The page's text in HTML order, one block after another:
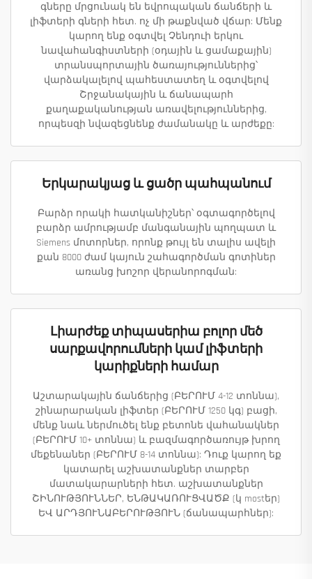
գները մրցունակ են եվրոպական ճանճերի և
լիֆտերի գների հետ. ոչ մի թաքնված վճար: Մենք
կարող ենք օգտվել Չենդուի երկու
նավահանգիստների (օդային և ցամաքային)
տրանսպորտային ծառայություններից՝
վարձակալելով պահեստատեղ և օգտվելով
Շրջանակային և ճանապարհ
քաղաքականության առավելություններից,
որպեսզի նվազեցնենք ժամանակը և արժեքը:
Երկարակյաց և ցածր պահպանում
Բարձր որակի հատկանիշներ՝ օգտագործելով
բարձր ամրությամբ մանգանային պողպատ և
Siemens մոտորներ, որոնք թույլ են տալիս ավելի
քան 8000 ժամ կայուն շահագործման գոտիներ
առանց խոշոր վերանորոգման:
Լիարժեք տիպասերիա բոլոր մեծ
սարքավորումների կամ լիֆտերի
կարիքների համար
Աշտարակային ճանճերից (ԲԵՐՈՒՄ 4-12 տոննա),
շինարարական լիֆտեր (ԲԵՐՈՒՄ 1250 կգ) բացի,
մենք նաև ներմուծել ենք բետոնե վահանակներ
(ԲԵՐՈՒՄ 10+ տոննա) և բազմագործառույթ խրող
մեքենաներ (ԲԵՐՈՒՄ 8-14 տոննա): Դուք կարող եք
կատարել աշխատանքներ տարբեր
մատակարարների հետ. աշխատանքներ
ՇԻՆՈՒԹՅՈՒՆՆԵՐ, ԵՆԹԱԿԱՌՈՒՑՎԱԾՔ (կ mostեր)
ԵՎ ԱՐԴՅՈՒՆԱԲԵՐՈՒԹՅՈՒՆ (ճանապարհներ):